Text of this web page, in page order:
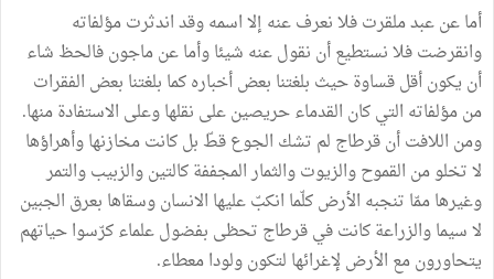
أماعنعبدملقرتفلانعرفعنه إلااسمهوقداندثرتمؤلفاته
وانقرضتفلانستطيعأن نقولعنه شيئاوأماعنماجونفالحظ شاء
أن يكونأقلقساوةحيث بلغتنا بعضأخبارهكما بلغتنا بعض الفقرات
منمؤلفاته التيكان القدماءحريصينعلى نقلهاوعلى الاستفادةمنها.
ومن اللافتأنقرطاج لم تشك الجوعقطّ بلكانتمخازنهاوأهراؤها
لاتخلومن القموحوالزيوتوالثمارالمجففةكالتينوالزبيبوالتمر
وغيرهاممّا تنجبه الأرضكلّما انكبّعليها الانسانوسقاها بعرق الجبين
لاسيماوالزراعةكانتفيقرطاج تحظى بفضولعلماءكرّسواحياتهم
يتحاورونمع الأرض لإغرائها لتكونولودامعطاء.